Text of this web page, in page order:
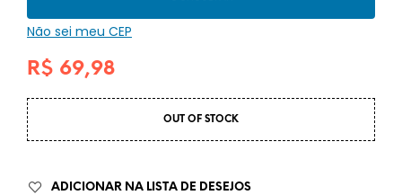
Não sei meu CEP
R$ 69,98
OUT OF STOCK
ADICIONAR NA LISTA DE DESEJOS